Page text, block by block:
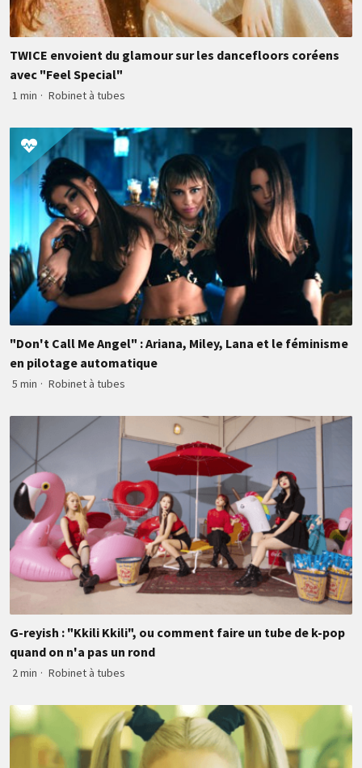
TWICE envoient du glamour sur les dancefloors coréens
avec "Feel Special"
1 min · Robinet à tubes
"Don't Call Me Angel" : Ariana, Miley, Lana et le féminisme
en pilotage automatique
5 min · Robinet à tubes
G-reyish : "Kkili Kkili", ou comment faire un tube de k-pop
quand on n'a pas un rond
2 min · Robinet à tubes